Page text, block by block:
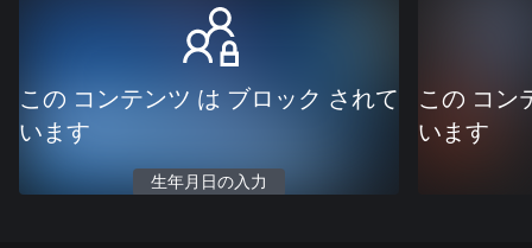
この コンテンツ は ブロック されて
います
生年月日の入力
この コン
います